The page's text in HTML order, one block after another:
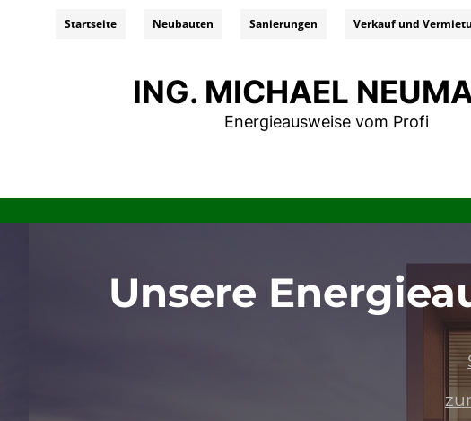
Startseite Neubauten Sanierungen Verkauf und
ING. MICHAEL
Energieausweise vom Profi
Unsere
Energieausweis, Energieausweis online, Energieausweis online bestellen, energieausweis erstellen, energieausweis kosten,
energieausweis kosten österreich, energieausweis österreich beispiel, energieausweis ausstellen, energieausweis abgelaufen,